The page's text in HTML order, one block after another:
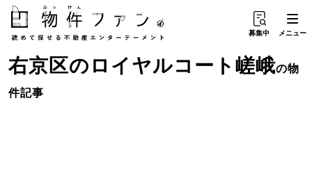
募集中 メニュー
右京区のロイヤルコート嵯峨の物
件記事